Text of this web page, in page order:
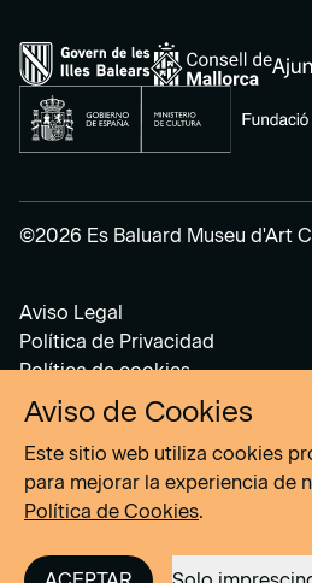
©2026 Es Baluard Museu d'Art
Aviso Legal
Política de Privacidad
Política de cookies
Site byDOMO–A
Aviso de Cookies
Este sitio web utiliza cookies
para mejorar la experiencia de
Política de Cookies.